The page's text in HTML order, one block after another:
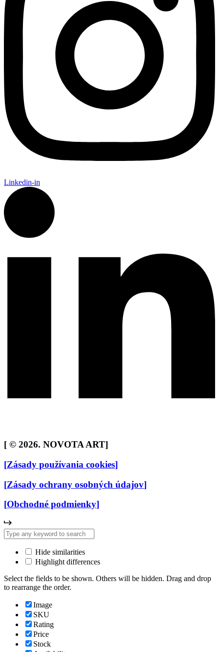
Linkedin-in
[ © 2026. NOVOTA ART]
[Zásady používania cookies]
[Zásady ochrany osobných údajov]
[Obchodné podmienky]
Hide similarities
Highlight differences
Select the fields to be shown. Others will be hidden. Drag and drop
to rearrange the order.
Image
SKU
Rating
Price
Stock